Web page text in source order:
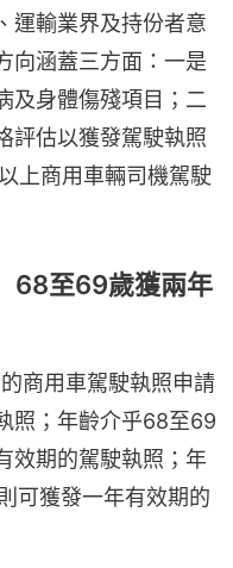
運輸業界及持份者意
向涵蓋三方面：一是
及身體傷殘項目；二
評估以獲發駕駛執照
上商用車輛司機駕駛
68至69歲獲兩年
商用車駕駛執照申請
照；年齡介乎68至69
效期的駕駛執照；年
可獲發一年有效期的